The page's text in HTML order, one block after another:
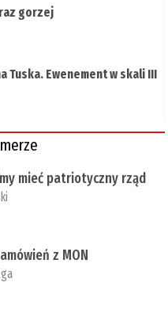
gorzej
Tuska. Ewenement w skali III
mieć patriotyczny rząd
z MON